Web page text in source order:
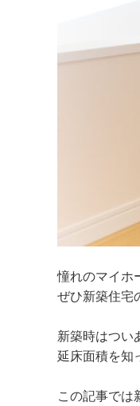
憧れのマイホ
ぜひ新築住宅
新築時はつい
延床面積を知
この記事では